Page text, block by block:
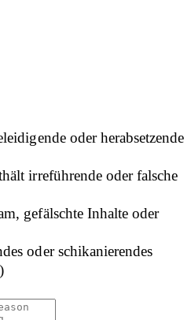
oder herabsetzende
irreführende oder falsche
gefälschte Inhalte oder
oder schikanierendes